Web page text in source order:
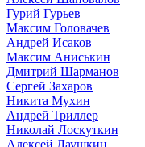
Гурий Гурьев
Максим Головачев
Андрей Исаков
Максим Аниськин
Дмитрий Шарманов
Сергей Захаров
Никита Мухин
Андрей Триллер
Николай Лоскуткин